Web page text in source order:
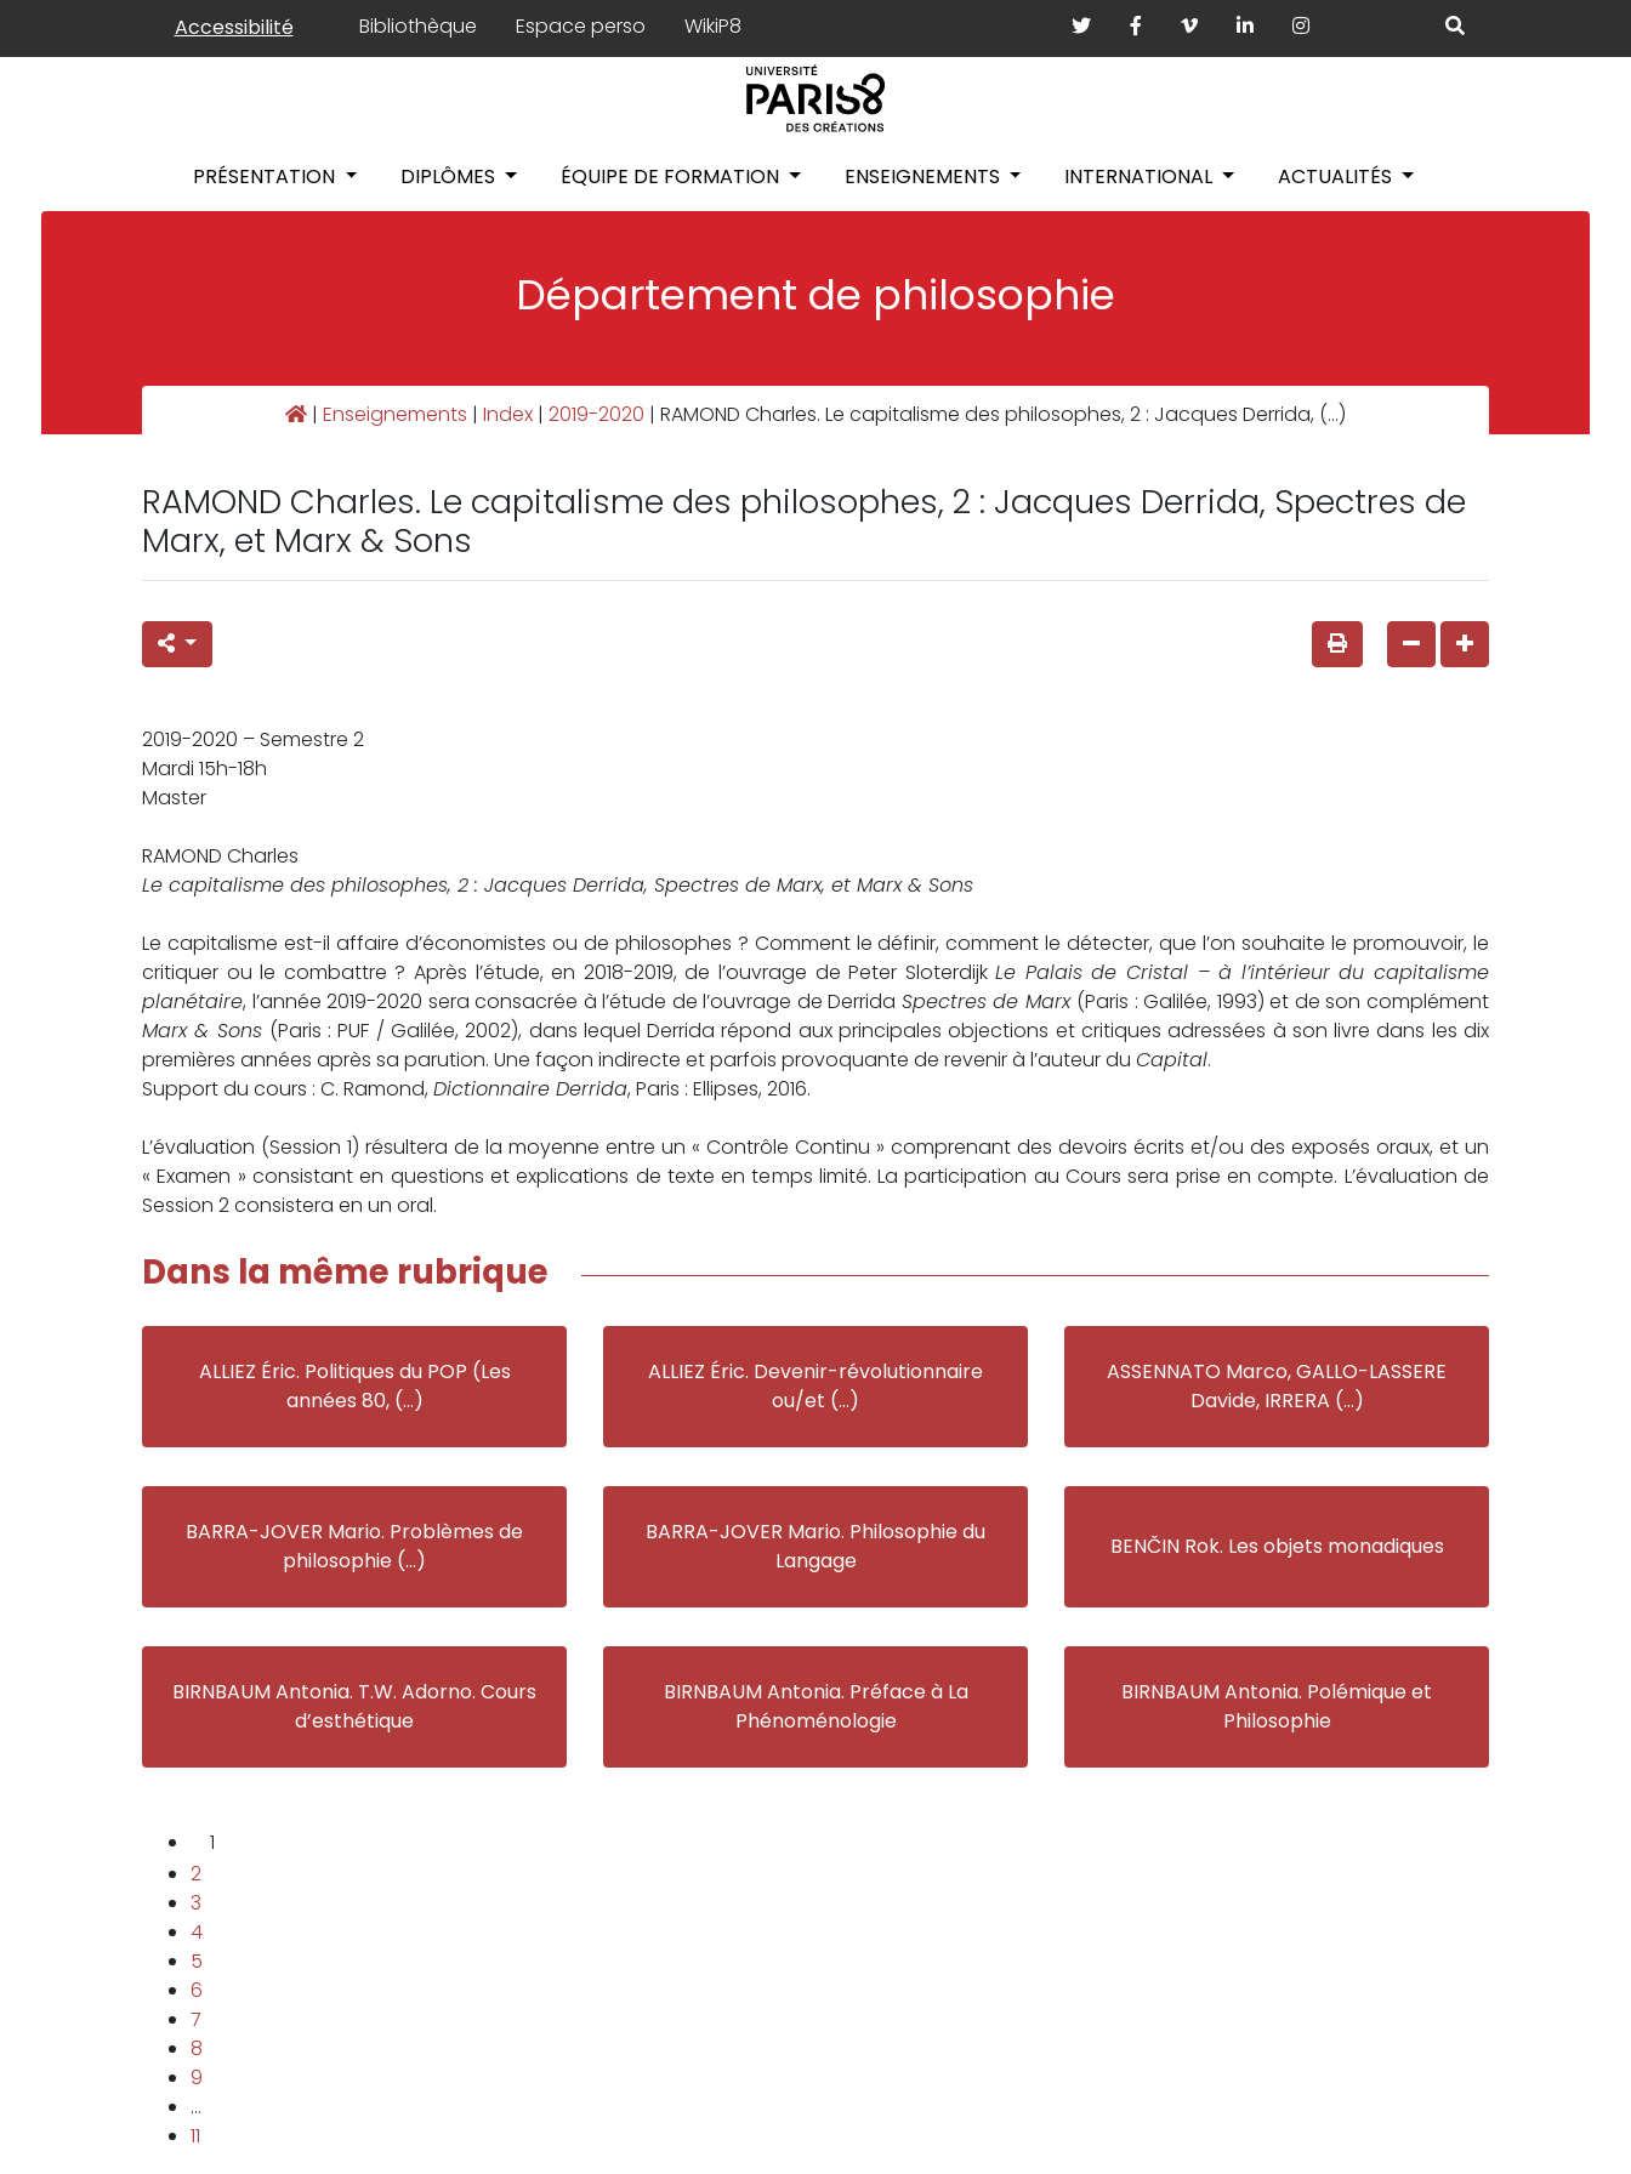
Panneau de gestion des cookies
Accessibilité Bibliothèque Espace perso WikiP8
PRÉSENTATION DIPLÔMES ÉQUIPE DE FORMATION ENSEIGNEMENTS INTERNATIONAL ACTUALITÉS
Département de philosophie
| Enseignements | Index | 2019-2020 | RAMOND Charles. Le capitalisme des philosophes, 2 : Jacques Derrida, (…)
RAMOND Charles. Le capitalisme des philosophes, 2 : Jacques Derrida, Spectres de
Marx, et Marx & Sons
2019-2020 – Semestre 2
Mardi 15h-18h
Master
RAMOND Charles
Le capitalisme des philosophes, 2 : Jacques Derrida, Spectres de Marx, et Marx & Sons
Le capitalisme est-il affaire d’économistes ou de philosophes ? Comment le définir, comment le détecter, que l’on souhaite le promouvoir, le
critiquer ou le combattre ? Après l’étude, en 2018-2019, de l’ouvrage de Peter SloterdijkLe Palais de Cristal – à l’intérieur du capitalisme
planétaire, l’année 2019-2020 sera consacrée à l’étude de l’ouvrage de Derrida Spectres de Marx (Paris : Galilée, 1993) et de son complément
Marx & Sons (Paris : PUF / Galilée, 2002), dans lequel Derrida répond aux principales objections et critiques adressées à son livre dans les dix
premières années après sa parution. Une façon indirecte et parfois provoquante de revenir à l’auteur du Capital.
Support du cours : C. Ramond, Dictionnaire Derrida, Paris : Ellipses, 2016.
L’évaluation (Session 1) résultera de la moyenne entre un « Contrôle Continu » comprenant des devoirs écrits et/ou des exposés oraux, et un
« Examen » consistant en questions et explications de texte en temps limité. La participation au Cours sera prise en compte. L’évaluation de
Session 2 consistera en un oral.
Dans la même rubrique
ALLIEZ Éric. Politiques du POP (Les
années 80, (…)
ALLIEZ Éric. Devenir-révolutionnaire
ou/et (…)
ASSENNATO Marco, GALLO-LASSERE
Davide, IRRERA (…)
BARRA-JOVER Mario. Problèmes de
philosophie (…)
BARRA-JOVER Mario. Philosophie du
Langage
BENČIN Rok. Les objets monadiques
BIRNBAUM Antonia. T.W. Adorno. Cours
d’esthétique
BIRNBAUM Antonia. Préface à La
Phénoménologie
BIRNBAUM Antonia. Polémique et
Philosophie
1
2
3
4
5
6
7
8
9
…
11